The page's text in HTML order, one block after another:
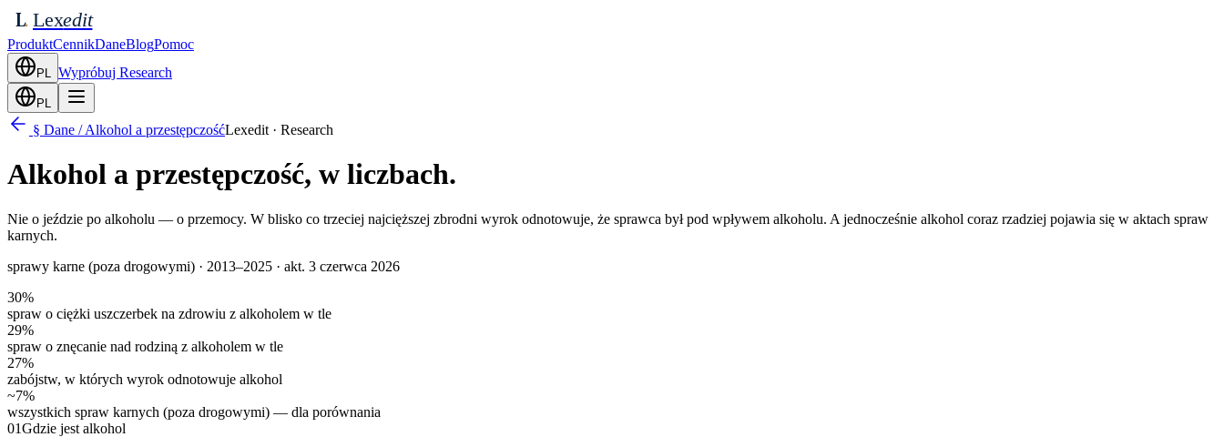
L Lexedit
ProduktCennikDaneBlogPomoc
PL Wypróbuj Research
PL
§ Dane / Alkohol a przestępczośćLexedit · Research
Alkohol a przestępczość, w liczbach.
Nie o jeździe po alkoholu — o przemocy. W blisko co trzeciej najcięższej zbrodni wyrok odnotowuje, że sprawca był pod wpływem alkoholu. A jednocześnie alkohol coraz rzadziej pojawia się w aktach spraw
karnych.
sprawy karne (poza drogowymi) · 2013–2025 · akt. 3 czerwca 2026
30%
spraw o ciężki uszczerbek na zdrowiu z alkoholem w tle
29%
spraw o znęcanie nad rodziną z alkoholem w tle
27%
zabójstw, w których wyrok odnotowuje alkohol
~7%
wszystkich spraw karnych (poza drogowymi) — dla porównania
01Gdzie jest alkohol